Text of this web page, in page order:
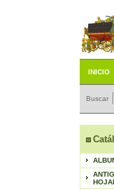
INICIO
Buscar